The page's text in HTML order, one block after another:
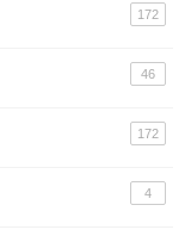
172
46
172
4